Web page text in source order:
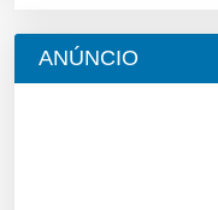
ANÚNCIO